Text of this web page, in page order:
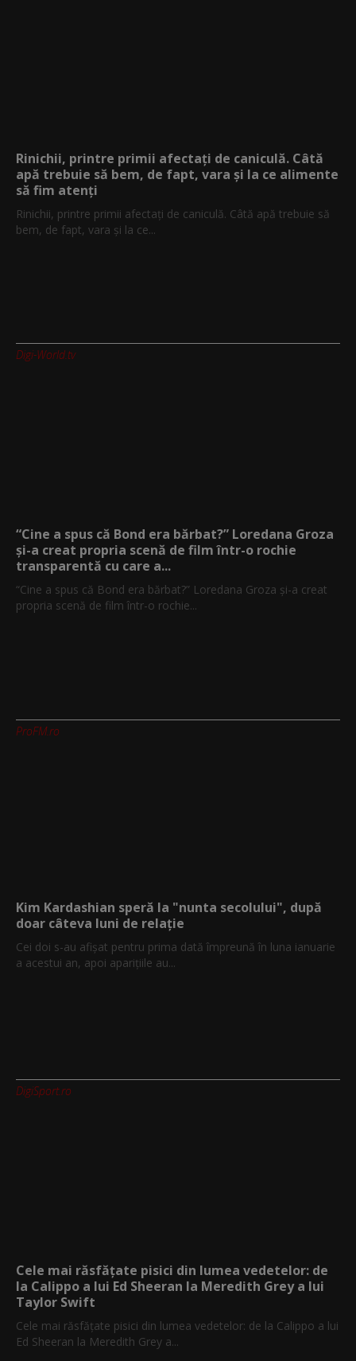
Rinichii, printre primii afectați de caniculă. Câtă
apă trebuie să bem, de fapt, vara și la ce alimente
să fim atenți
Rinichii, printre primii afectați de caniculă. Câtă apă trebuie să
bem, de fapt, vara și la ce...
Digi-World.tv
“Cine a spus că Bond era bărbat?” Loredana Groza
și-a creat propria scenă de film într-o rochie
transparentă cu care a...
“Cine a spus că Bond era bărbat?” Loredana Groza și-a creat
propria scenă de film într-o rochie...
ProFM.ro
Kim Kardashian speră la "nunta secolului", după
doar câteva luni de relație
Cei doi s-au afișat pentru prima dată împreună în luna ianuarie
a acestui an, apoi aparițiile au...
DigiSport.ro
Cele mai răsfățate pisici din lumea vedetelor: de
la Calippo a lui Ed Sheeran la Meredith Grey a lui
Taylor Swift
Cele mai răsfățate pisici din lumea vedetelor: de la Calippo a lui
Ed Sheeran la Meredith Grey a...